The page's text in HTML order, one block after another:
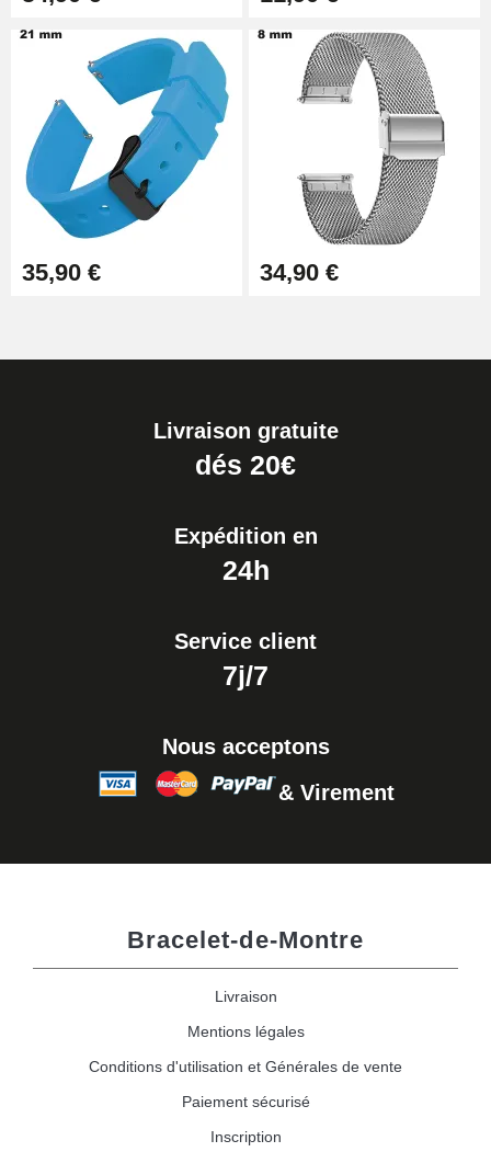
35,90 € 34,90 €
Livraison gratuite
dés 20€
Expédition en
24h
Service client
7j/7
Nous acceptons
& Virement
Bracelet-de-Montre
Livraison
Mentions légales
Conditions d'utilisation et Générales de vente
Paiement sécurisé
Inscription